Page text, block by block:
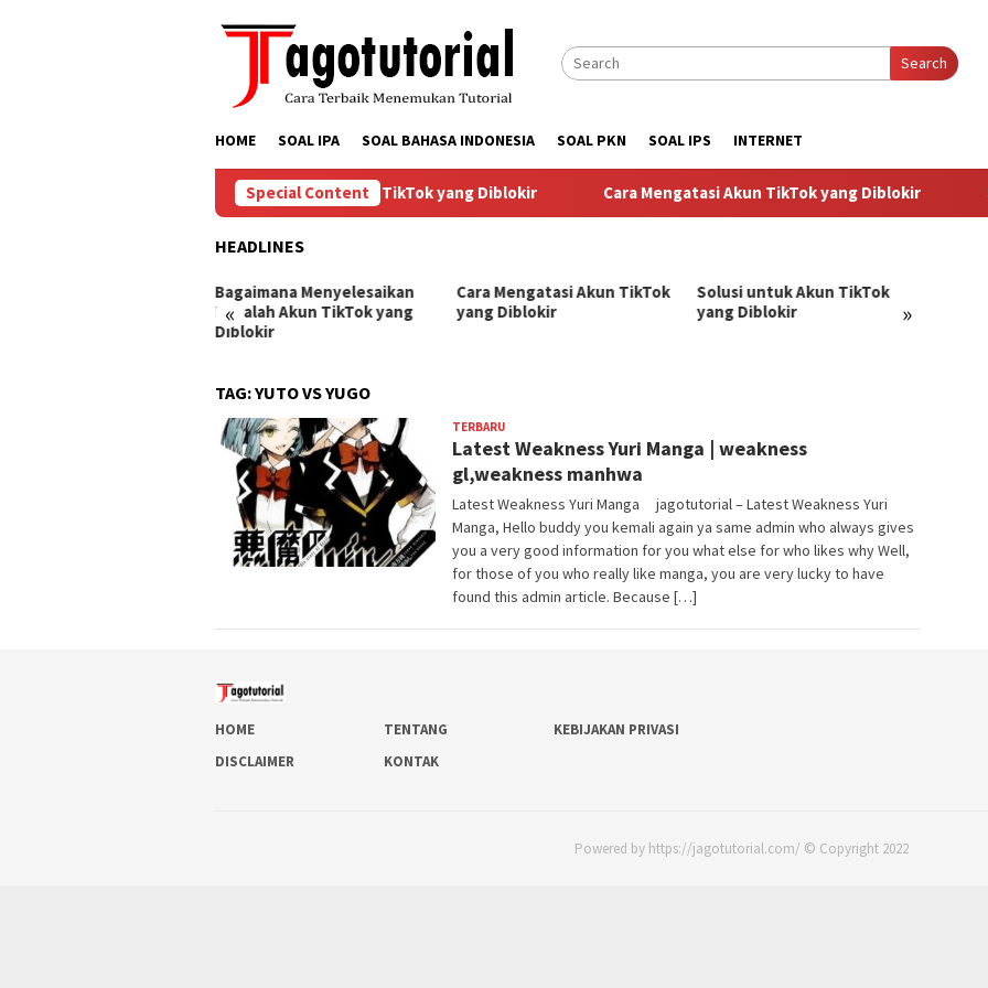
Search
HOME SOAL IPA SOAL BAHASA INDONESIA SOAL PKN SOAL IPS INTERNET
Special Content
Bagaimana Menyelesaikan Masalah Akun TikTok yang Diblokir Cara Mengatasi Akun TikTok yang Diblokir
HEADLINES
« »
Bagaimana Menyelesaikan
Masalah Akun TikTok yang
Diblokir
Cara Mengatasi Akun TikTok
yang Diblokir
Solusi untuk Akun TikTok
yang Diblokir
TAG:YUTO VS YUGO
TERBARU
Latest Weakness Yuri Manga | weakness
gl,weakness manhwa
Latest Weakness Yuri Manga jagotutorial – Latest Weakness Yuri
Manga, Hello buddy you kemali again ya same admin who always gives
you a very good information for you what else for who likes why Well,
for those of you who really like manga, you are very lucky to have
found this admin article. Because […]
HOME TENTANG
KEBIJAKAN PRIVASI
DISCLAIMER
KONTAK
Powered by https://jagotutorial.com/ © Copyright 2022